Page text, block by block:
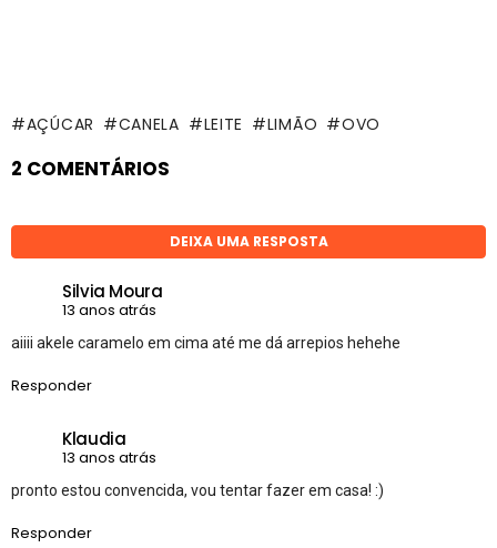
AÇÚCAR CANELA LEITE LIMÃO OVO
2 COMENTÁRIOS
DEIXA UMA RESPOSTA
Silvia Moura
13 anos atrás
aiiii akele caramelo em cima até me dá arrepios hehehe
Responder
Klaudia
13 anos atrás
pronto estou convencida, vou tentar fazer em casa! :)
Responder